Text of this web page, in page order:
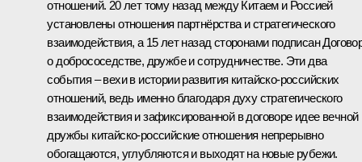
отношений. 20 лет тому назад между Китаем и Россией
установлены отношения партнёрства и стратегического
взаимодействия, а 15 лет назад сторонами подписан
о добрососедстве, дружбе и сотрудничестве. Эти два
события – вехи в истории развития китайско-российских
отношений, ведь именно благодаря духу стратегического
взаимодействия и зафиксированной в договоре идее вечной
дружбы китайско-российские отношения непрерывно
обогащаются, углубляются и выходят на новые рубежи.